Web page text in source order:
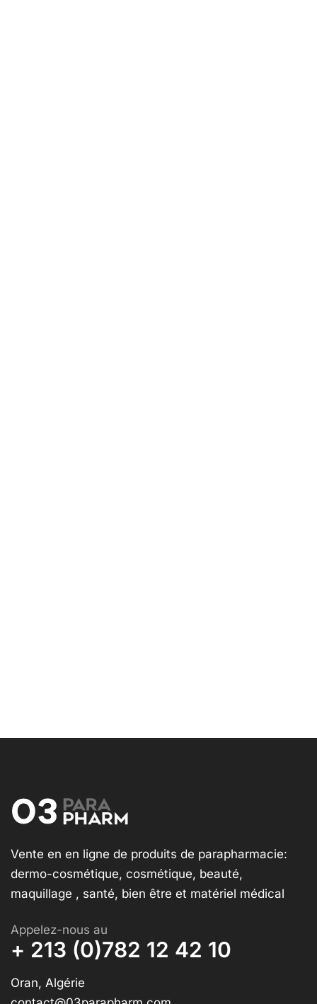
Vente en en ligne de produits de parapharmacie:
dermo-cosmétique, cosmétique, beauté,
maquillage , santé, bien être et matériel médical
Appelez-nous au
+ 213 (0)782 12 42 10
Oran, Algérie